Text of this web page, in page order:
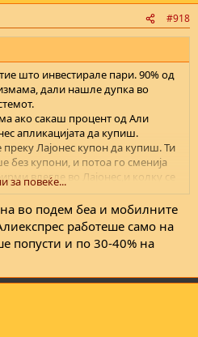
#918
што инвестирале пари. 90% од
дали нашле дупка во
ако сакаш процент од Али
апликацијата да купиш.
Лајонес купон да купиш. Ти
без купони, и потоа го сменија
влегле во Лајонес,и колку се
што тие фирми се вклучиле
Интер, Рома, Али експрес...
за повеќе...
во подем беа и мобилните
работеше само на
попусти и по 30-40% на